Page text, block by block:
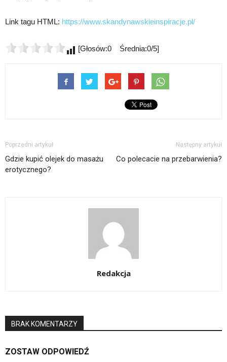
Link tagu HTML: https://www.skandynawskieinspiracje.pl/
[Głosów:0 Średnia:0/5]
Poprzedni artykuł
Gdzie kupić olejek do masażu
erotycznego?
Następny artykuł
Co polecacie na przebarwienia?
Redakcja
BRAK KOMENTARZY
ZOSTAW ODPOWIEDŹ